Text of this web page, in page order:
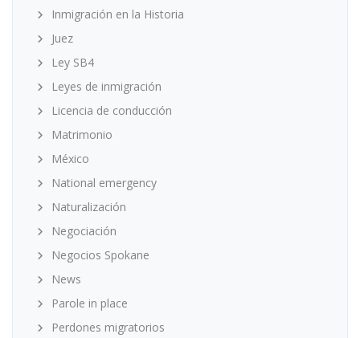
Inmigración en la Historia
Juez
Ley SB4
Leyes de inmigración
Licencia de conducción
Matrimonio
México
National emergency
Naturalización
Negociación
Negocios Spokane
News
Parole in place
Perdones migratorios